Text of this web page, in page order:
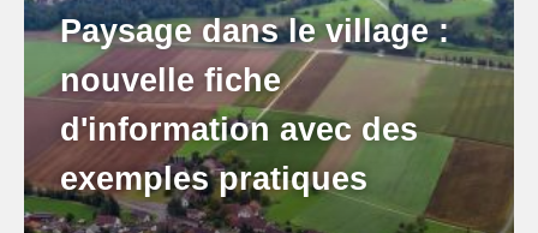
Paysage dans le village :
nouvelle fiche
d'information avec des
exemples pratiques